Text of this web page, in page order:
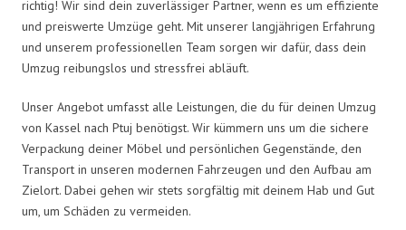
richtig! Wir sind dein zuverlässiger Partner, wenn es um effiziente
und preiswerte Umzüge geht. Mit unserer langjährigen Erfahrung
und unserem professionellen Team sorgen wir dafür, dass dein
Umzug reibungslos und stressfrei abläuft.
Unser Angebot umfasst alle Leistungen, die du für deinen Umzug
von Kassel nach Ptuj benötigst. Wir kümmern uns um die sichere
Verpackung deiner Möbel und persönlichen Gegenstände, den
Transport in unseren modernen Fahrzeugen und den Aufbau am
Zielort. Dabei gehen wir stets sorgfältig mit deinem Hab und Gut
um, um Schäden zu vermeiden.